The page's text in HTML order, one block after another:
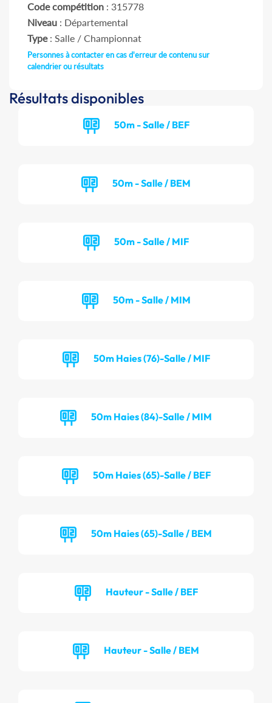
Code compétition : 315778
Niveau : Départemental
Type: Salle / Championnat
Personnes à contacter en cas d'erreur de contenu sur
calendrier ou résultats
Résultats disponibles
50m - Salle / BEF
50m - Salle / BEM
50m - Salle / MIF
50m - Salle / MIM
50m Haies (76)-Salle / MIF
50m Haies (84)-Salle / MIM
50m Haies (65)-Salle / BEF
50m Haies (65)-Salle / BEM
Hauteur - Salle / BEF
Hauteur - Salle / BEM